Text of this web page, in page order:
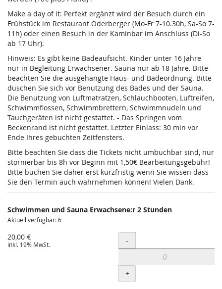
Make a day of it: Perfekt ergänzt wird der Besuch durch ein
Frühstück im Restaurant Oderberger (Mo-Fr 7-10.30h, Sa-So 7-
11h) oder einen Besuch in der Kaminbar im Anschluss (Di-So
ab 17 Uhr).
Hinweis: Es gibt keine Badeaufsicht. Kinder unter 16 Jahre
nur in Begleitung Erwachsener. Sauna nur ab 18 Jahre. Bitte
beachten Sie die ausgehängte Haus- und Badeordnung. Bitte
duschen Sie sich vor Benutzung des Bades und der Sauna.
Die Benutzung von Luftmatratzen, Schlauchbooten, Luftreifen,
Schwimmflossen, Schwimmbrettern, Schwimmnudeln und
Tauchgeräten ist nicht gestattet. - Das Springen vom
Beckenrand ist nicht gestattet. Letzter Einlass: 30 min vor
Ende Ihres gebuchten Zeitfensters.
Bitte beachten Sie dass die Tickets nicht umbuchbar sind, nur
stornierbar bis 8h vor Beginn mit 1,50€ Bearbeitungsgebühr!
Bitte buchen Sie daher erst kurzfristig wenn Sie wissen dass
Sie den Termin auch wahrnehmen können! Vielen Dank.
Schwimmen und Sauna Erwachsene:r 2 Stunden
Aktuell verfügbar: 6
20,00 €
inkl. 19% MwSt. Menge
-
+